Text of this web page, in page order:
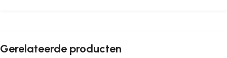
Gerelateerde producten